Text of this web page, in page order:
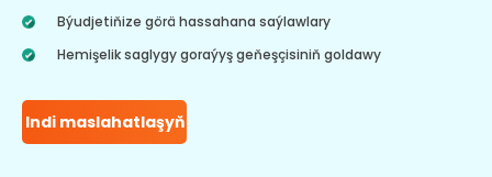
Býudjetiňize görä hassahana saýlawlary
Hemişelik saglygy goraýyş geňeşçisiniň goldawy
Indi maslahatlaşyň